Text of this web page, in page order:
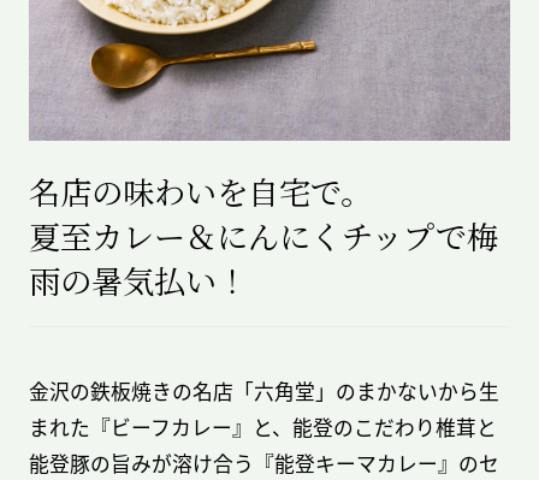
名店の味わいを自宅で。
夏至カレー＆にんにくチップで梅
雨の暑気払い！
金沢の鉄板焼きの名店「六角堂」のまかないから生
まれた『ビーフカレー』と、能登のこだわり椎茸と
能登豚の旨みが溶け合う『能登キーマカレー』のセ